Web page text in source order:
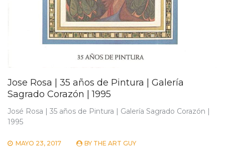
Jose Rosa | 35 años de Pintura | Galería
Sagrado Corazón | 1995
José Rosa | 35 años de Pintura | Galería Sagrado Corazón |
1995
MAYO 23, 2017 BY THE ART GUY